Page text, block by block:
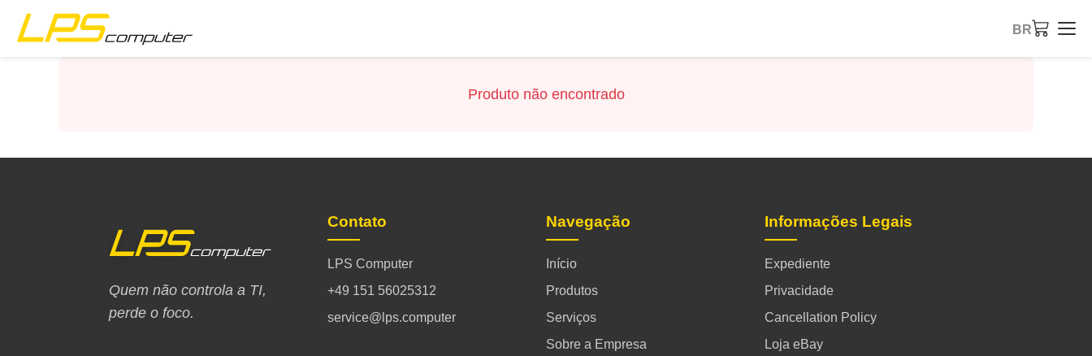
BR
Produto não encontrado
Quem não controla a TI,
perde o foco.
Contato
LPS Computer
+49 151 56025312
service@lps.computer
Navegação
Início
Produtos
Serviços
Sobre a Empresa
Informações Legais
Expediente
Privacidade
Cancellation Policy
Loja eBay